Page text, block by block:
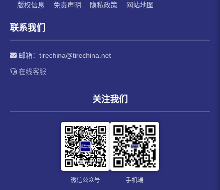
版权信息
免责声明 隐私政策 网站地图
联系我们
邮箱： tirechina@tirechina.net
在线客服
关注我们
微信公众号 手机端